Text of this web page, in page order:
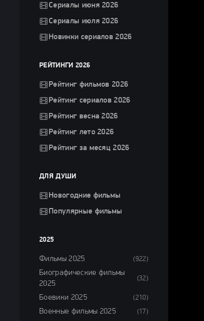
Сериалы июня 2026
Сериалы июля 2026
Новинки сериалов 2026
РЕЙТИНГИ 2026
Рейтинг фильмов 2026
Рейтинг сериалов 2026
Рейтинг весна 2026
Рейтинг лето 2026
Рейтинг за месяц 2026
ДЛЯ ДУШИ
Новогодние фильмы
Популярные фильмы
2025
Фильмы 2025 (922)
Биографические фильмы
2025
(32)
Боевики 2025 (210)
Военные фильмы 2025 (17)